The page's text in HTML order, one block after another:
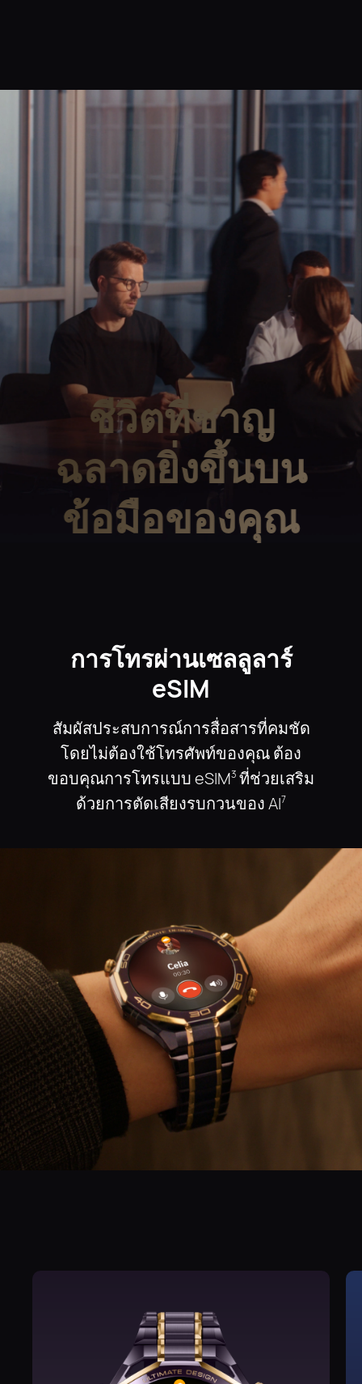
ชีวิตที่ชาญ
ฉลาดยิ่งขึ้นบน
ข้อมือของคุณ
การโทรผ่านเซลลูลาร์
eSIM
สัมผัสประสบการณ์การสื่อสารที่คมชัด
โดยไม่ต้องใช้โทรศัพท์ของคุณ ต้อง
ขอบคุณการโทรแบบ eSIM3 ที่ช่วยเสริม
ด้วยการตัดเสียงรบกวนของ AI7